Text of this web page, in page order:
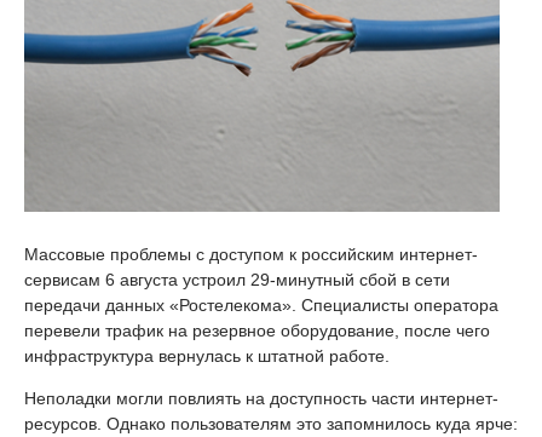
Массовые проблемы с доступом к российским интернет-
сервисам 6 августа устроил 29-минутный сбой в сети
передачи данных «Ростелекома». Специалисты оператора
перевели трафик на резервное оборудование, после чего
инфраструктура вернулась к штатной работе.
Неполадки могли повлиять на доступность части интернет-
ресурсов. Однако пользователям это запомнилось куда ярче: